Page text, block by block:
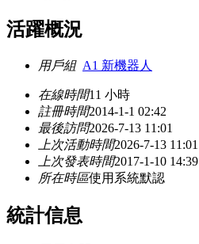
活躍概況
用戶組 A1 新機器人
在線時間11 小時
註冊時間2014-1-1 02:42
最後訪問2026-7-13 11:01
上次活動時間2026-7-13 11:01
上次發表時間2017-1-10 14:39
所在時區使用系統默認
統計信息